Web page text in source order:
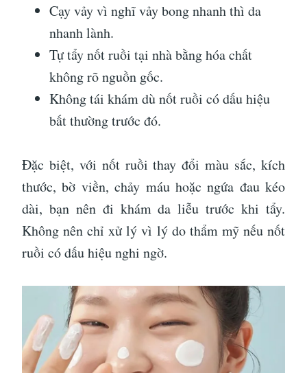
Cạy vảy vì nghĩ vảy bong nhanh thì da
nhanh lành.
Tự tẩy nốt ruồi tại nhà bằng hóa chất
không rõ nguồn gốc.
Không tái khám dù nốt ruồi có dấu hiệu
bất thường trước đó.
Đặc biệt, với nốt ruồi thay đổi màu sắc, kích
thước, bờ viền, chảy máu hoặc ngứa đau kéo
dài, bạn nên đi khám da liễu trước khi tẩy.
Không nên chỉ xử lý vì lý do thẩm mỹ nếu nốt
ruồi có dấu hiệu nghi ngờ.